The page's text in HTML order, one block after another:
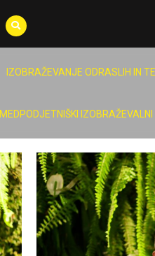
IZOBRAŽEVANJE ODRASLIH IN
MEDPODJETNIŠKI IZOBRAŽEVALNI